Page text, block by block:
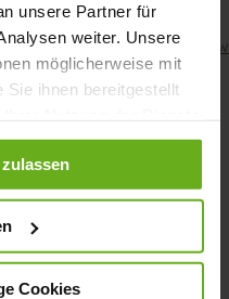
unsere Partner für
weiter. Unsere
möglicherweise mit
Sie ihnen bereitgestellt
Cookies
Back to overview